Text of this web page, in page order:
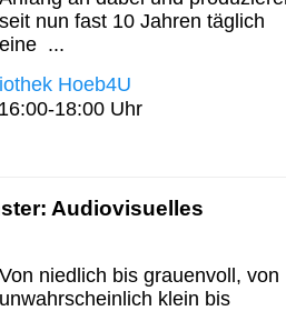
seit nun fast 10 Jahren täglich
eine ...
Hoeb4U
16:00-18:00 Uhr
Audiovisuelles
Von niedlich bis grauenvoll, von
unwahrscheinlich klein bis